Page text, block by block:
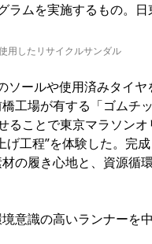
ムを実施するもの。
用したリサイクルサンダル
ソールや使用済みタイ
工場が有する「ゴムチ
ことで東京マラソンオ
工程”を体験した。完
の履き心地と、資源循
意識の高いランナーを